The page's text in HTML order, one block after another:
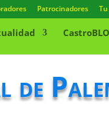
Patrocinadores
de